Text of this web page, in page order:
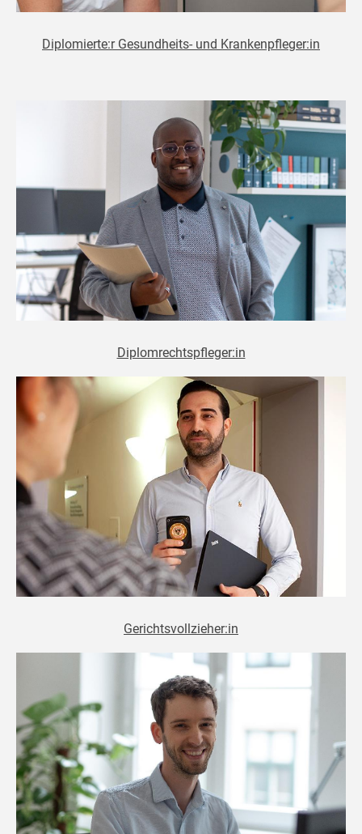
Diplomierte:r Gesundheits- und Krankenpfleger:in
Diplomrechtspfleger:in
Gerichtsvollzieher:in